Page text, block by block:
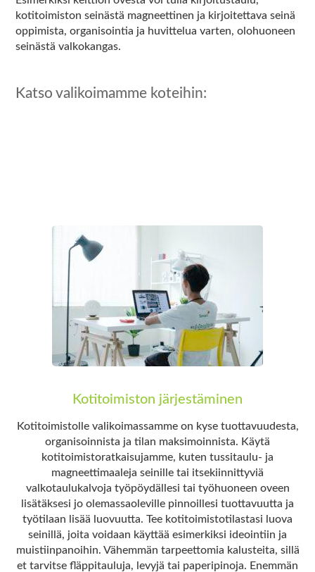
kotitoimiston seinästä magneettinen ja kirjoitettava seinä
oppimista, organisointia ja huvittelua varten, olohuoneen
seinästä valkokangas.
Katso valikoimamme koteihin:
Kotitoimiston järjestäminen
Kotitoimistolle valikoimassamme on kyse tuottavuudesta,
organisoinnista ja tilan maksimoinnista. Käytä
kotitoimistoratkaisujamme, kuten tussitaulu- ja
magneettimaaleja seinille tai itsekiinnittyviä
valkotaulukalvoja työpöydällesi tai työhuoneen oveen
lisätäksesi jo olemassaoleville pinnoillesi tuottavuutta ja
työtilaan lisää luovuutta. Tee kotitoimistotilastasi luova
seinillä, joita voidaan käyttää esimerkiksi ideointiin ja
muistiinpanoihin. Vähemmän tarpeettomia kalusteita, sillä
et tarvitse fläppitauluja, levyjä tai paperipinoja. Enemmän